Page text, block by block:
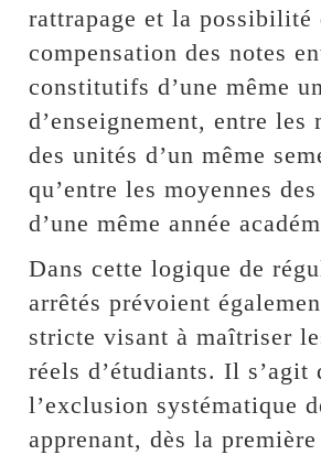
rattrapage et la possibilité
compensation des notes
constitutifs d’une même
d’enseignement, entre les
des unités d’un même
qu’entre les moyennes
d’une même année
Dans cette logique de
arrêtés prévoient
stricte visant à maîtriser
réels d’étudiants. Il s’agit
l’exclusion systématique
apprenant, dès la